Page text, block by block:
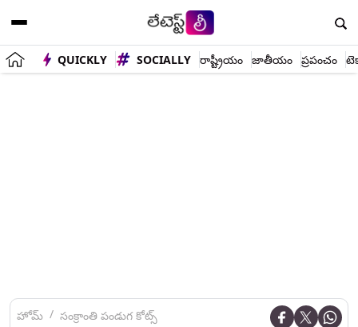
QUICKLY SOCIALLY రాష్ట్రీయం జాతీయం ప్రపంచం
హోమ్ సంక్రాంతి పండుగ కోట్స్